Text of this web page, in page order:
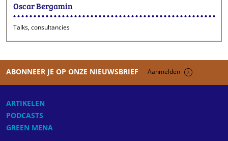
Oscar Bergamin
Talks, consultancies
ABONNEER JE OP ONZE NIEUWSBRIEF Aanmelden
ARTIKELEN
PODCASTS
GREEN MENA